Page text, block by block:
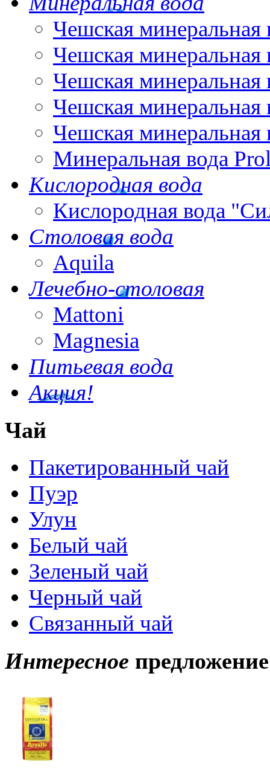
Чешская минеральная
Чешская минеральная
Чешская минеральная
Чешская минеральная
Чешская минеральная
Минеральная вода
Кислородная вода
Кислородная вода
Столовая вода
Aquila
Лечебно-столовая
Mattoni
Magnesia
Питьевая вода
Акция!
Чай
Пакетированный чай
Пуэр
Улун
Белый чай
Зеленый чай
Черный чай
Связанный чай
Интересное предложение